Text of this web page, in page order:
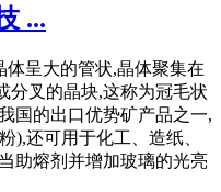
...
体呈大的管状,晶体聚集在
分叉的晶块,这称为冠毛状
国的出口优势矿产品之一,
),还可用于化工、造纸、
助熔剂并增加玻璃的光亮